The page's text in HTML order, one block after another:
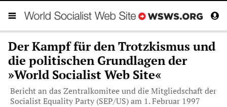
Der Kampf für den Trotzkismus und
die politischen Grundlagen der
»World Socialist Web Site«
Bericht an das Zentralkomitee und die Mitgliedschaft der
Socialist Equality Party (SEP/US) am 1. Februar 1997